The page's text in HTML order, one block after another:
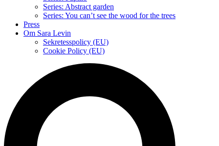
Series: Abstract garden
Series: You can’t see the wood for the trees
Press
Om Sara Levin
Sekretesspolicy (EU)
Cookie Policy (EU)